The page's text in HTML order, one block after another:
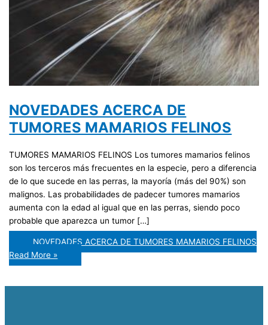
NOVEDADES ACERCA DE
TUMORES MAMARIOS FELINOS
TUMORES MAMARIOS FELINOS Los tumores mamarios felinos
son los terceros más frecuentes en la especie, pero a diferencia
de lo que sucede en las perras, la mayoría (más del 90%) son
malignos. Las probabilidades de padecer tumores mamarios
aumenta con la edad al igual que en las perras, siendo poco
probable que aparezca un tumor […]
NOVEDADES ACERCA DE TUMORES MAMARIOS FELINOS
Read More »